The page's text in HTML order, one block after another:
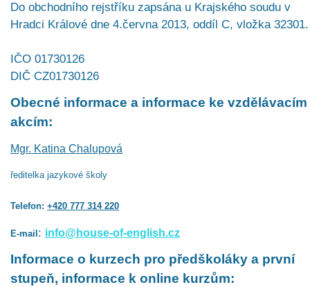
Do obchodního rejstříku zapsána u Krajského soudu v
Hradci Králové dne 4.června 2013, oddíl C, vložka 32301.
IČO 01730126
DIČ CZ01730126
Obecné informace a informace ke vzdělávacím
akcím:
Mgr. Katina Chalupová
ředitelka jazykové školy
Telefon: +420 777 314 220
E-mail : info@house-of-english.cz
Informace o kurzech pro předškoláky a první
stupeň, informace k online kurzům: